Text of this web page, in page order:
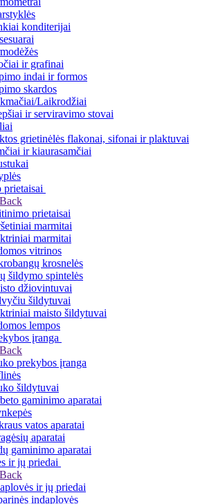
konditerijai
ir grafinai
indai ir formos
skardos
Laikrodžiai
ir serviravimo stovai
grietinėlės flakonai, sifonai ir plaktuvai
ir kiaurasamčiai
Back
prietaisai
marmitai
marmitai
vitrinos
krosnelės
šildymo spintelės
džiovintuvai
šildytuvai
maisto šildytuvai
lempos
įranga
Back
prekybos įranga
šildytuvai
gaminimo aparatai
vatos aparatai
aparatai
gaminimo aparatai
ir jų priedai
Back
ir jų priedai
indaplovės